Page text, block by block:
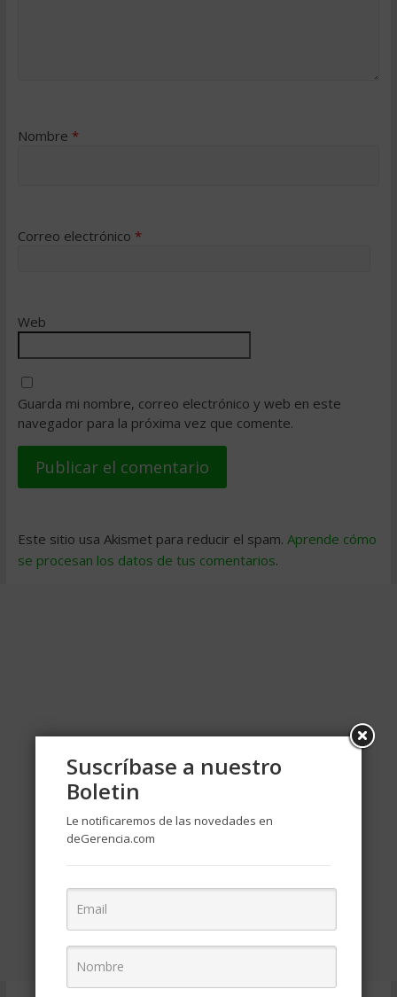
Nombre *
Correo electrónico *
Web
Guarda mi nombre, correo electrónico y web en este
navegador para la próxima vez que comente.
Este sitio usa Akismet para reducir el spam. Aprende cómo
se procesan los datos de tus comentarios.
Suscríbase a nuestro
Boletin
Le notificaremos de las novedades en
deGerencia.com